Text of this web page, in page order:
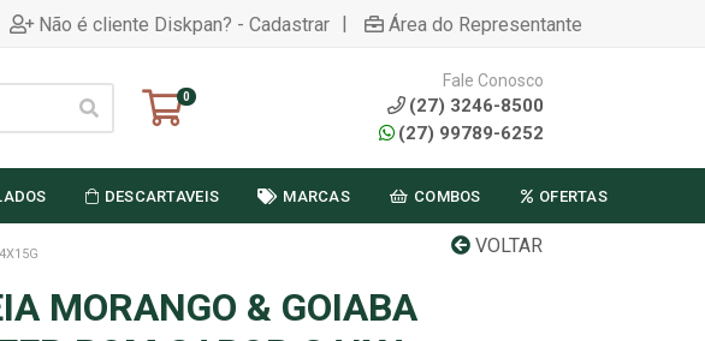
Não é cliente Diskpan? - Cadastrar | Área do Representante
0
Fale Conosco
(27) 3246-8500
(27) 99789-6252
DESCARTAVEIS MARCAS COMBOS OFERTAS
VOLTAR
MORANGO & GOIABA